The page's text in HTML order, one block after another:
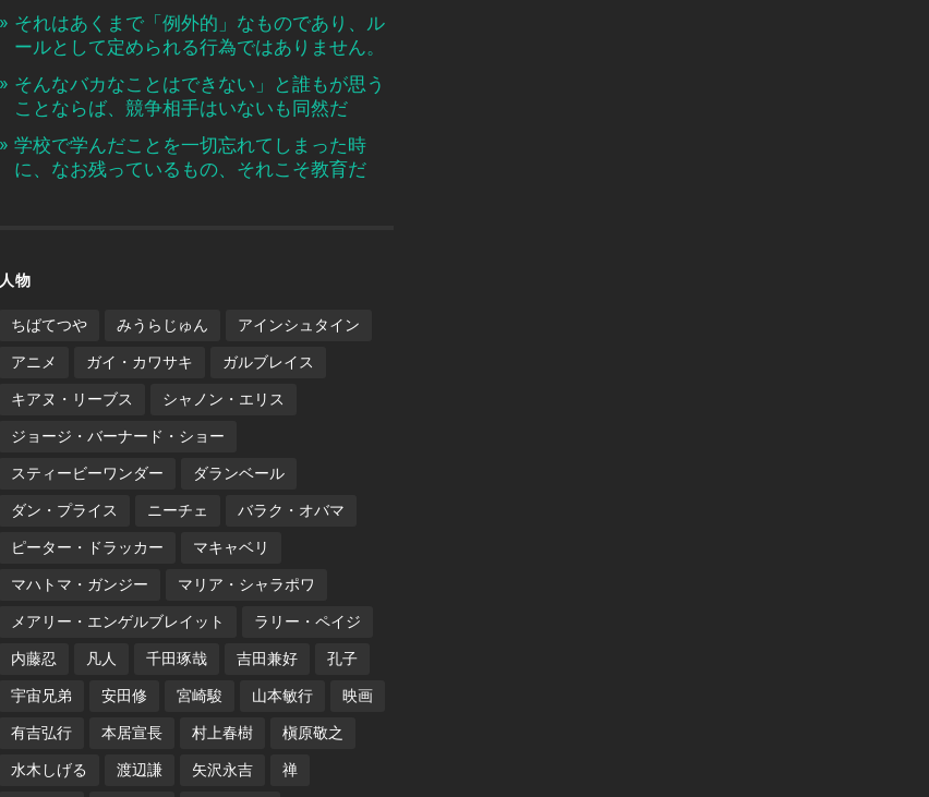
それはあくまで「例外的」なものであり、ル
ールとして定められる行為ではありません。
そんなバカなことはできない」と誰もが思う
ことならば、競争相手はいないも同然だ
学校で学んだことを一切忘れてしまった時
に、なお残っているもの、それこそ教育だ
人物
ちばてつや みうらじゅん アインシュタイン
アニメ ガイ・カワサキ ガルブレイス
キアヌ・リーブス シャノン・エリス
ジョージ・バーナード・ショー
スティービーワンダー ダランベール
ダン・プライス ニーチェ バラク・オバマ
ピーター・ドラッカー マキャベリ
マハトマ・ガンジー マリア・シャラポワ
メアリー・エンゲルブレイット ラリー・ペイジ
内藤忍 凡人 千田琢哉 吉田兼好 孔子
宇宙兄弟 安田修 宮崎駿 山本敏行 映画
有吉弘行 本居宣長 村上春樹 槇原敬之
水木しげる 渡辺謙 矢沢永吉 禅